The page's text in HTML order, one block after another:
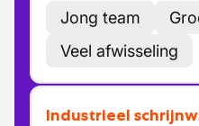
Jong team
Veel afwisseling
Industrieel